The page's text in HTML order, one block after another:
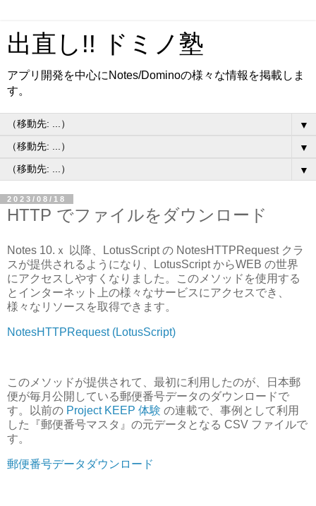
出直し!! ドミノ塾
アプリ開発を中心にNotes/Dominoの様々な情報を掲載しま
す。
▼
▼
▼
2023/08/18
HTTP でファイルをダウンロード
Notes 10.ｘ 以降、LotusScript の NotesHTTPRequest クラ
スが提供されるようになり、LotusScript からWEB の世界
にアクセスしやすくなりました。このメソッドを使用する
とインターネット上の様々なサービスにアクセスでき、
様々なリソースを取得できます。
NotesHTTPRequest (LotusScript)
このメソッドが提供されて、最初に利用したのが、日本郵
便が毎月公開している郵便番号データのダウンロードで
す。以前の Project KEEP 体験 の連載で、事例として利用
した『郵便番号マスタ』の元データとなる CSV ファイルで
す。
郵便番号データダウンロード